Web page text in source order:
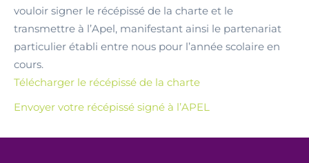
vouloir signer le récépissé de la charte et le
transmettre à l’Apel, manifestant ainsi le partenariat
particulier établi entre nous pour l’année scolaire en
cours.
Télécharger le récépissé de la charte
Envoyer votre récépissé signé à l’APEL